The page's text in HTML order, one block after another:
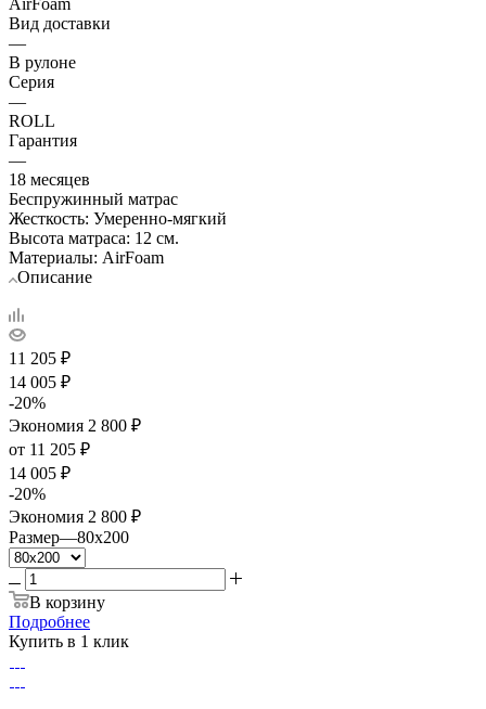
Вид доставки
—
В рулоне
Серия
—
ROLL
Гарантия
—
18 месяцев
Беспружинный матрас
Жесткость: Умеренно-мягкий
Высота матраса: 12 см.
Материалы: AirFoam
Описание
11 205 ₽
14 005 ₽
-20%
Экономия 2 800 ₽
от 11 205 ₽
14 005 ₽
-20%
Экономия 2 800 ₽
Размер—80x200
В корзину
Подробнее
Купить в 1 клик